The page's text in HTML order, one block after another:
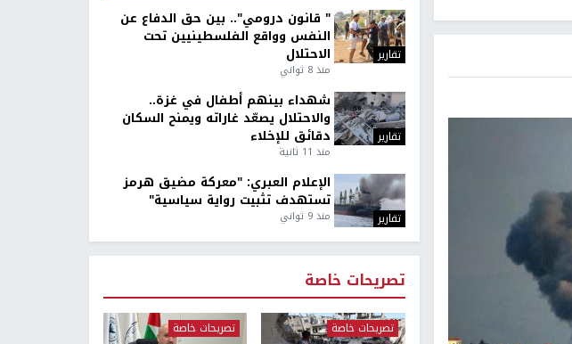
تقارير
" قانون درومي".. بين حق الدفاع عن
النفس وواقع الفلسطينيين تحت
الاحتلال
منذ 8 ثواني
تقارير
شهداء بينهم أطفال في غزة..
والاحتلال يصعّد غاراته ويمنح السكان
دقائق للإخلاء
منذ 11 ثانية
تقارير
الإعلام العبري: "معركة مضيق هرمز
تستهدف تثبيت رواية سياسية"
منذ 9 ثواني
تصريحات خاصة
تصريحات خاصة تصريحات خاصة